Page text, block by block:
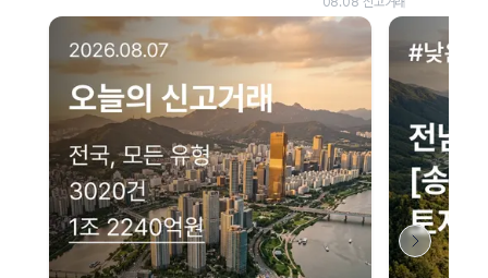
네이버 지도 연결 안내
현재 네이버 지도 연결이 원활하지 않아 지도를 불러올 수 없습니다.
이용에 불편을 드려 죄송합니다.